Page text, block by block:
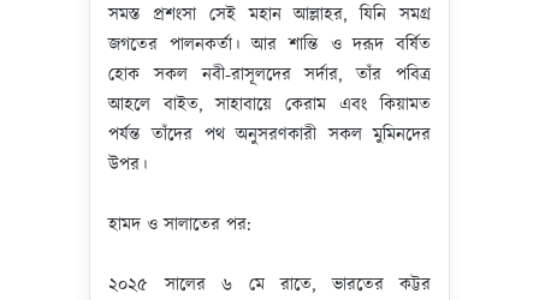
সমস্ত প্রশংসা সেই মহান আল্লাহর, যিনি সমগ্র
জগতের পালনকর্তা। আর শান্তি ও দরূদ বর্ষিত
হোক সকল নবী-রাসূলদের সর্দার, তাঁর পবিত্র
আহলে বাইত, সাহাবায়ে কেরাম এবং কিয়ামত
পর্যন্ত তাঁদের পথ অনুসরণকারী সকল মুমিনদের
উপর।
হামদ ও সালাতের পর:
২০২৫ সালের ৬ মে রাতে, ভারতের কট্টর